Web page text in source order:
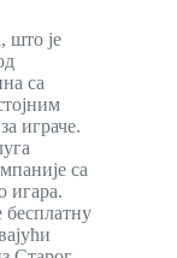
што је
са
играче.
са
игара.
бесплатну